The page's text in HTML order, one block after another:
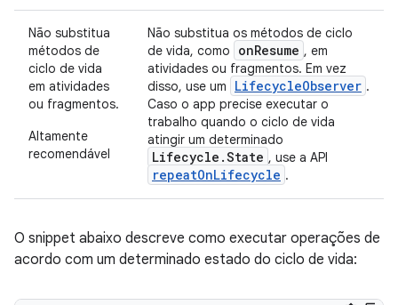
Não substitua
métodos de
ciclo de vida
em atividades
ou fragmentos.
Altamente
recomendável
Não substitua os métodos de ciclo
de vida, como
onResume , em
atividades ou fragmentos. Em vez
disso, use um
LifecycleObserver .
Caso o app precise executar o
trabalho quando o ciclo de vida
atingir um determinado
Lifecycle.State , use a API
repeatOnLifecycle .
O snippet abaixo descreve como executar operações de
acordo com um determinado estado do ciclo de vida: